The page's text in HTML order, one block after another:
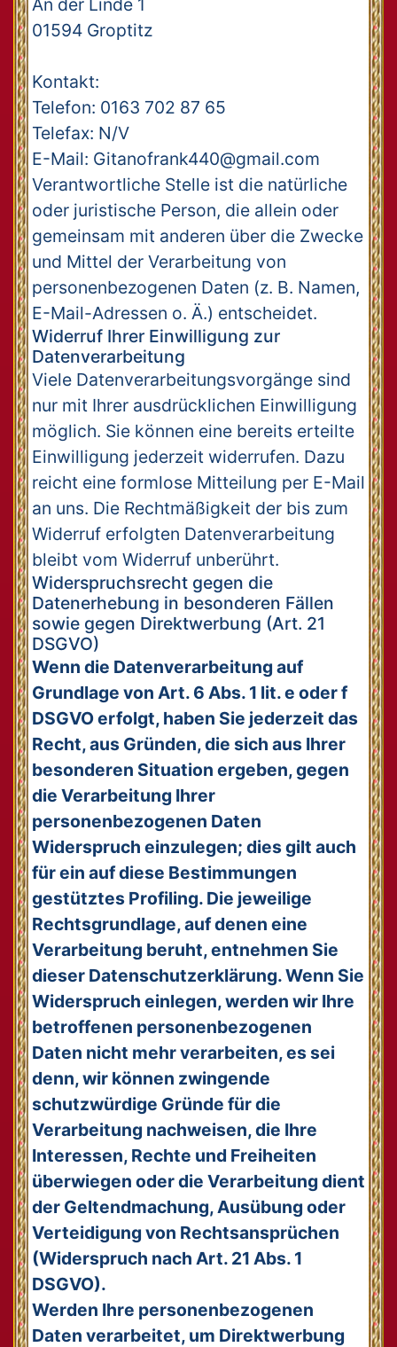
An der Linde 1
01594 Groptitz
Kontakt:
Telefon: 0163 702 87 65
Telefax: N/V
E-Mail: Gitanofrank440@gmail.com
Verantwortliche Stelle ist die natürliche
oder juristische Person, die allein oder
gemeinsam mit anderen über die Zwecke
und Mittel der Verarbeitung von
personenbezogenen Daten (z. B. Namen,
E-Mail-Adressen o. Ä.) entscheidet.
Widerruf Ihrer Einwilligung zur
Datenverarbeitung
Viele Datenverarbeitungsvorgänge sind
nur mit Ihrer ausdrücklichen Einwilligung
möglich. Sie können eine bereits erteilte
Einwilligung jederzeit widerrufen. Dazu
reicht eine formlose Mitteilung per E-Mail
an uns. Die Rechtmäßigkeit der bis zum
Widerruf erfolgten Datenverarbeitung
bleibt vom Widerruf unberührt.
Widerspruchsrecht gegen die
Datenerhebung in besonderen Fällen
sowie gegen Direktwerbung (Art. 21
DSGVO)
Wenn die Datenverarbeitung auf
Grundlage von Art. 6 Abs. 1 lit. e oder f
DSGVO erfolgt, haben Sie jederzeit das
Recht, aus Gründen, die sich aus Ihrer
besonderen Situation ergeben, gegen
die Verarbeitung Ihrer
personenbezogenen Daten
Widerspruch einzulegen; dies gilt auch
für ein auf diese Bestimmungen
gestütztes Profiling. Die jeweilige
Rechtsgrundlage, auf denen eine
Verarbeitung beruht, entnehmen Sie
dieser Datenschutzerklärung. Wenn Sie
Widerspruch einlegen, werden wir Ihre
betroffenen personenbezogenen
Daten nicht mehr verarbeiten, es sei
denn, wir können zwingende
schutzwürdige Gründe für die
Verarbeitung nachweisen, die Ihre
Interessen, Rechte und Freiheiten
überwiegen oder die Verarbeitung dient
der Geltendmachung, Ausübung oder
Verteidigung von Rechtsansprüchen
(Widerspruch nach Art. 21 Abs. 1
DSGVO).
Werden Ihre personenbezogenen
Daten verarbeitet, um Direktwerbung